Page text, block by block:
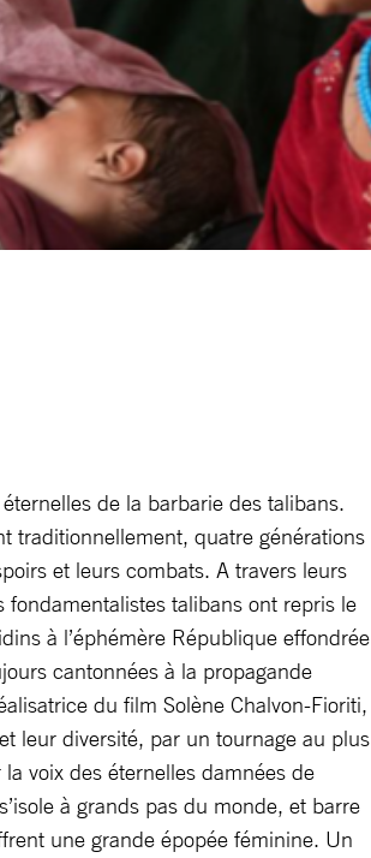
de la barbarie des talibans.
traditionnellement, quatre générations
et leurs combats. A travers leurs
talibans ont repris le
à l’éphémère République effondrée
cantonnées à la propagande
du film Solène Chalvon-Fioriti,
leur diversité, par un tournage au plus
voix des éternelles damnées de
à grands pas du monde, et barre
une grande épopée féminine. Un